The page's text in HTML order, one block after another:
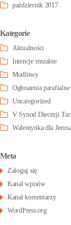
październik 2017
Kategorie
Aktualności
Intencje mszalne
Modlitwy
Ogłoszenia parafialne
Uncategorized
V Synod Diecezji
Walentynka dla
Meta
Zaloguj się
Kanał wpisów
Kanał komentarzy
WordPress.org